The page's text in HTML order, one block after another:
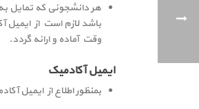
هر دانشجوئی که تمایل
باشد لازم است از ایمیل
وقت آماده و ارائه گردد.
ایمیل آکادمیک
بمنظور اطلاع از ایمیل